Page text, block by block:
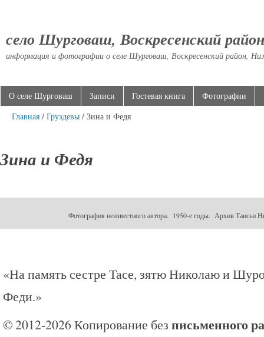
село Шурговаш, Воскресенский район
информация и фотографии о селе Шурговаш, Воскресенский район,
О селе Шурговаш Записи Гостевая книга Фотографии
Главная / Груздевы / Зина и Федя
Зина и Федя
Фотография неизвестного автора. 1950-е годы. Архив Таисьи
«На память сестре Тасе, зятю Николаю и
Феди.»
© 2012-2026 Копирование без письменного